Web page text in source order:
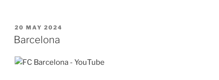
POSTED
ON
20 MAY 2024
Barcelona